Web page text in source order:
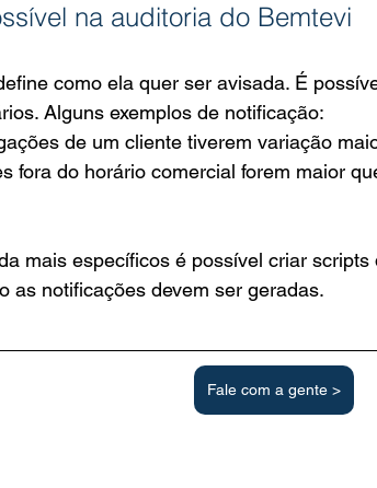
na auditoria do Bemtevi
Alguns exemplos de notificação:
de um cliente tiverem variação
fora do horário comercial forem maior
mais específicos é possível criar
as notificações devem ser geradas.
Fale com a gente >